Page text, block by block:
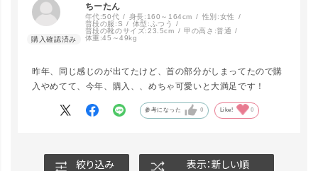
ちーたん
年代:50代 身長: 160～164cm 性別:女性
普段の服:S 体型: ふつう
普段の靴のサイズ:23.5cm 甲の高さ:普通
体重:45～49kg
昨年、同じ感じのが出てたけど、首の部分がしまってたので購
入やめてて、今年、購入、、めちゃ可愛いと大満足です！
参考になった 0 Like! 0
絞り込み 表示：新しい順